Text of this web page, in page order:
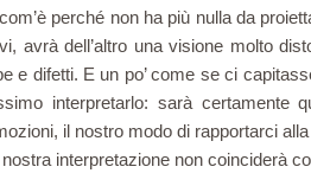
perché non ha più nulla da
avrà dell’altro una vi­sione molto
e difetti. E un po’ come se ci
interpretarlo: sarà certa­mente
il nostro modo di rapportarci
interpretazione non coincide­rà